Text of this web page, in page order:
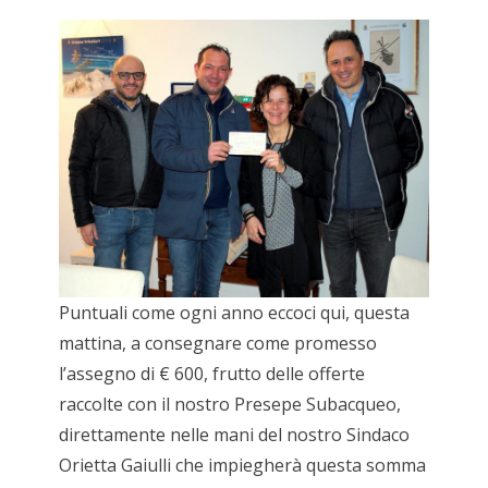
Puntuali come ogni anno eccoci qui, questa
mattina, a consegnare come promesso
l’assegno di € 600, frutto delle offerte
raccolte con il nostro Presepe Subacqueo,
direttamente nelle mani del nostro Sindaco
Orietta Gaiulli che impiegherà questa somma